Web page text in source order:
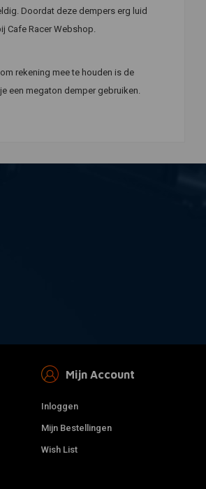
Doordat deze dempers erg luid
Cafe Racer Webshop.
rekening mee te houden is de
een megaton demper gebruiken.
Mijn Account
Inloggen
Mijn Bestellingen
Wish List